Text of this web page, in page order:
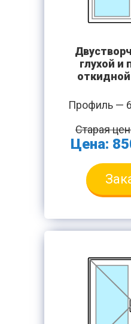
глухой и
Профиль —
Старая
Цена: